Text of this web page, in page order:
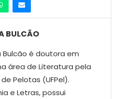
BULCÃO
Bulcão é doutora em
área de Literatura pela
Pelotas (UFPel).
e Letras, possui